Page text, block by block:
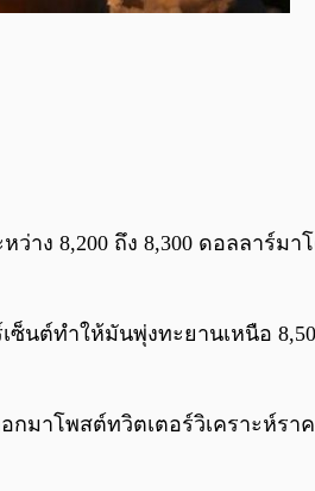
หว่าง 8,200 ถึง 8,300 ดอลลา
ซ็นต์ทำให้มันพุ่งทะยานเหนือ
มาโพสต์ทวิตเตอร์วิเคราะห์รา